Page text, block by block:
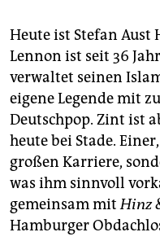
Heute ist Stefan Aust
Lennon ist seit 36
verwaltet seinen
eigene Legende mit
Deutschpop. Zint ist
heute bei Stade.
großen Karriere,
was ihm sinnvoll
gemeinsam mitHinz
Hamburger